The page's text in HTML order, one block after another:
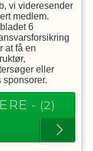
vi videresender
medlem.
6
at få en
eller
sponsorer.
- (2)